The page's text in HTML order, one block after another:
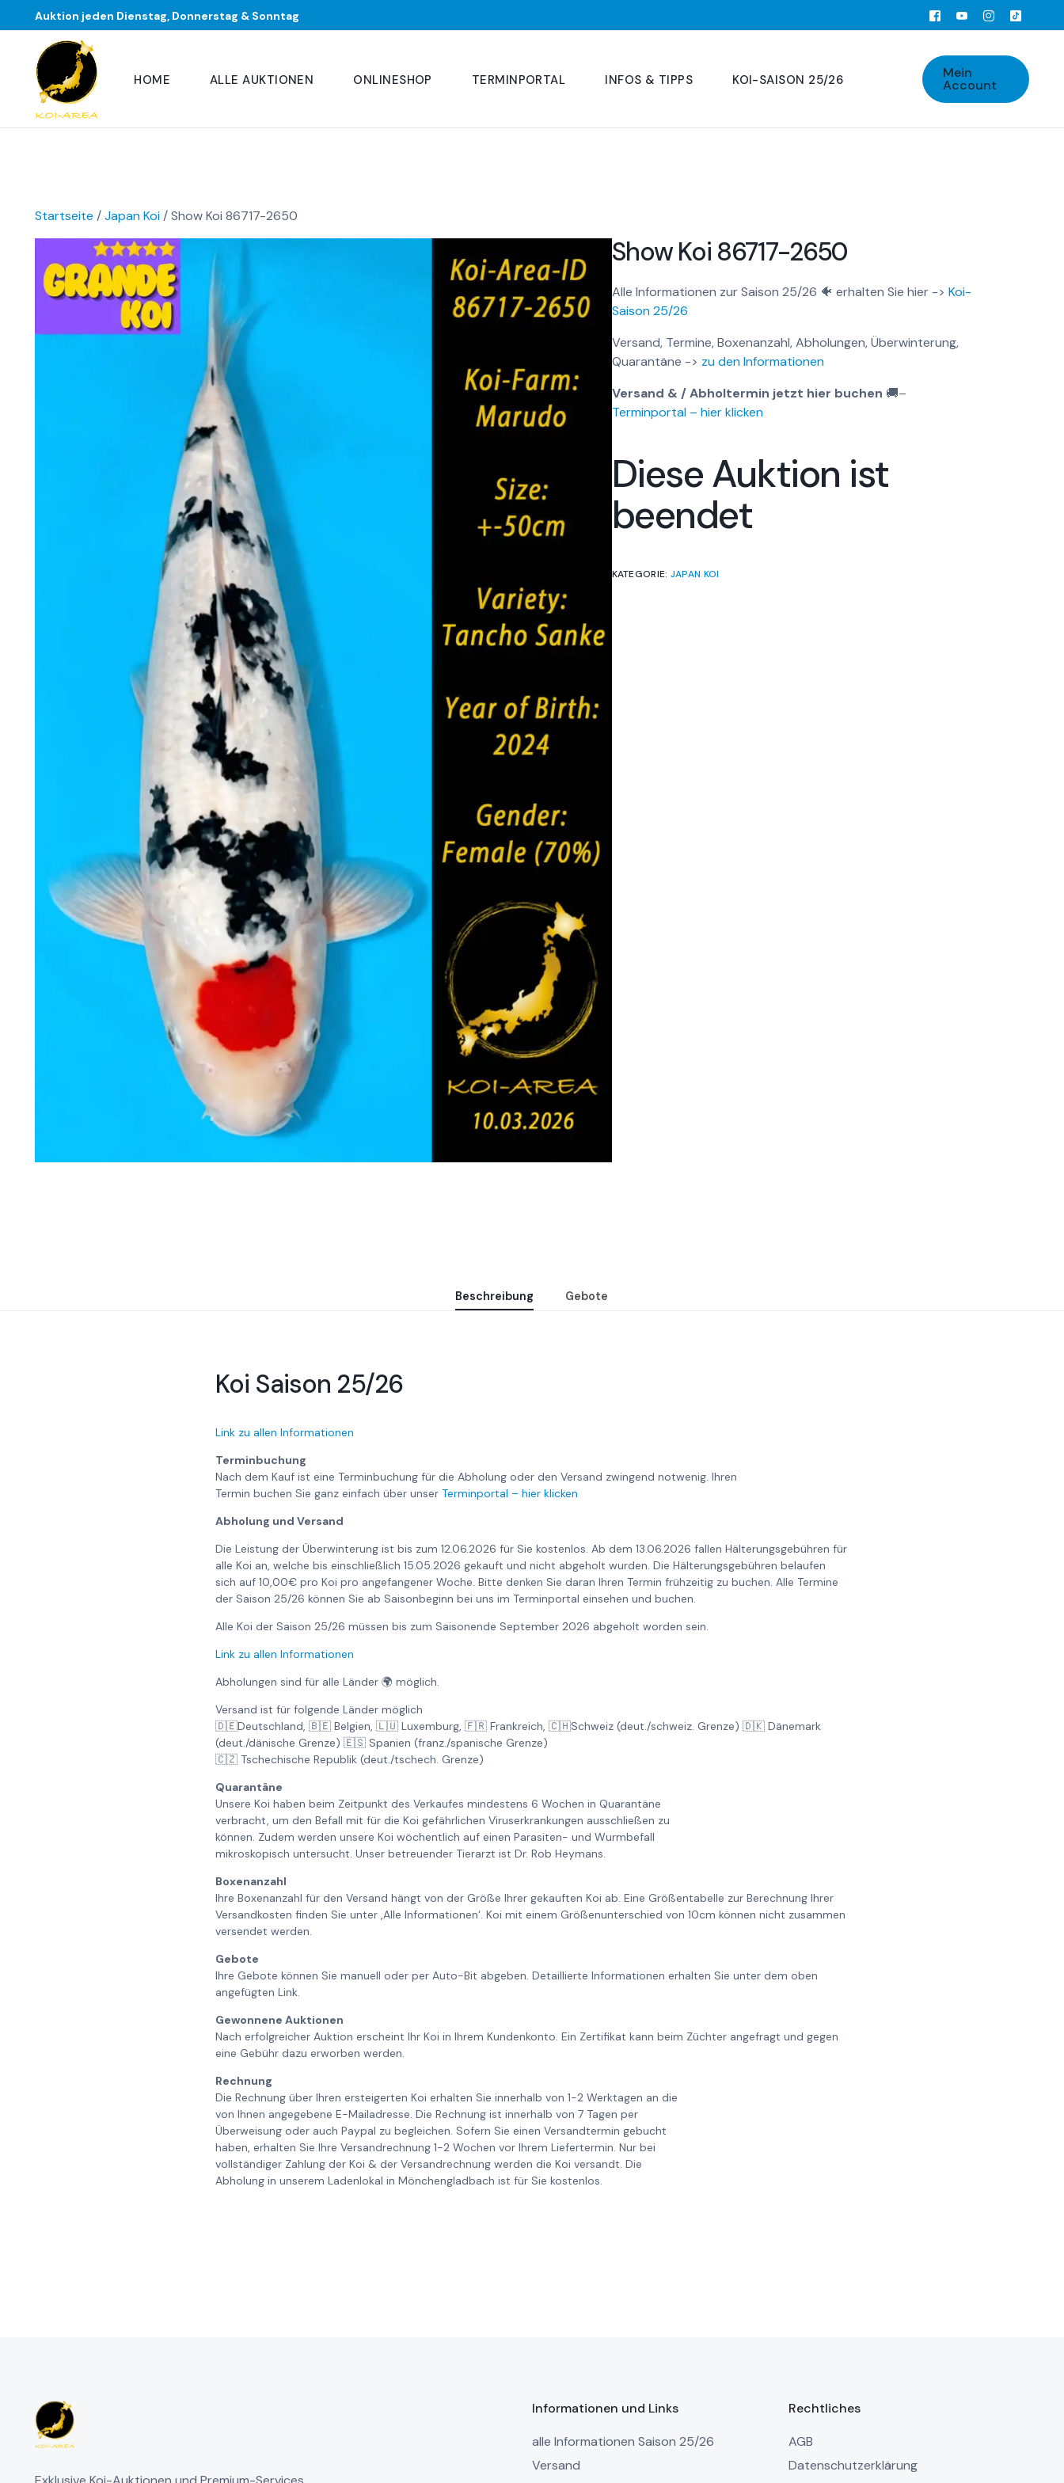
Auktion jeden Dienstag, Donnerstag & Sonntag
HOME ALLE AUKTIONEN ONLINESHOP TERMINPORTAL INFOS & TIPPS KOI-SAISON 25/26 Mein
Account
Startseite /Japan Koi/ Show Koi 86717-2650
Show Koi 86717-2650
Alle Informationen zur Saison 25/26 🐠 erhalten Sie hier -> Koi-
Saison 25/26
Versand, Termine, Boxenanzahl, Abholungen, Überwinterung,
Quarantäne -> zu den Informationen
Versand & / Abholtermin jetzt hier buchen 🚚–
Terminportal – hier klicken
Diese Auktion ist
beendet
KATEGORIE: JAPAN KOI
Beschreibung Gebote
Koi Saison 25/26
Link zu allen Informationen
Terminbuchung
Nach dem Kauf ist eine Terminbuchung für die Abholung oder den Versand zwingend notwenig. Ihren
Termin buchen Sie ganz einfach über unser Terminportal – hier klicken
Abholung und Versand
Die Leistung der Überwinterung ist bis zum 12.06.2026 für Sie kostenlos. Ab dem 13.06.2026 fallen Hälterungsgebühren für
alle Koi an, welche bis einschließlich 15.05.2026 gekauft und nicht abgeholt wurden. Die Hälterungsgebühren belaufen
sich auf 10,00€ pro Koi pro angefangener Woche. Bitte denken Sie daran Ihren Termin frühzeitig zu buchen. Alle Termine
der Saison 25/26 können Sie ab Saisonbeginn bei uns im Terminportal einsehen und buchen.
Alle Koi der Saison 25/26 müssen bis zum Saisonende September 2026 abgeholt worden sein.
Link zu allen Informationen
Abholungen sind für alle Länder 🌍 möglich.
Versand ist für folgende Länder möglich
🇩🇪Deutschland, 🇧🇪 Belgien, 🇱🇺 Luxemburg, 🇫🇷 Frankreich, 🇨🇭Schweiz (deut./schweiz. Grenze) 🇩🇰 Dänemark
(deut./dänische Grenze) 🇪🇸 Spanien (franz./spanische Grenze)
🇨🇿 Tschechische Republik (deut./tschech. Grenze)
Quarantäne
Unsere Koi haben beim Zeitpunkt des Verkaufes mindestens 6 Wochen in Quarantäne
verbracht, um den Befall mit für die Koi gefährlichen Viruserkrankungen ausschließen zu
können. Zudem werden unsere Koi wöchentlich auf einen Parasiten- und Wurmbefall
mikroskopisch untersucht. Unser betreuender Tierarzt ist Dr. Rob Heymans.
Boxenanzahl
Ihre Boxenanzahl für den Versand hängt von der Größe Ihrer gekauften Koi ab. Eine Größentabelle zur Berechnung Ihrer
Versandkosten finden Sie unter ‚Alle Informationen‘. Koi mit einem Größenunterschied von 10cm können nicht zusammen
versendet werden.
Gebote
Ihre Gebote können Sie manuell oder per Auto-Bit abgeben. Detaillierte Informationen erhalten Sie unter dem oben
angefügten Link.
Gewonnene Auktionen
Nach erfolgreicher Auktion erscheint Ihr Koi in Ihrem Kundenkonto. Ein Zertifikat kann beim Züchter angefragt und gegen
eine Gebühr dazu erworben werden.
Rechnung
Die Rechnung über Ihren ersteigerten Koi erhalten Sie innerhalb von 1-2 Werktagen an die
von Ihnen angegebene E-Mailadresse. Die Rechnung ist innerhalb von 7 Tagen per
Überweisung oder auch Paypal zu begleichen. Sofern Sie einen Versandtermin gebucht
haben, erhalten Sie Ihre Versandrechnung 1-2 Wochen vor Ihrem Liefertermin. Nur bei
vollständiger Zahlung der Koi & der Versandrechnung werden die Koi versandt. Die
Abholung in unserem Ladenlokal in Mönchengladbach ist für Sie kostenlos.
Informationen und Links
alle Informationen Saison 25/26
Versand
Rechtliches
AGB
Datenschutzerklärung